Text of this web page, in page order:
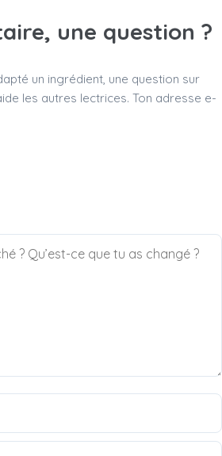
une question ?
un ingrédient, une question sur
les autres lectrices. Ton adresse e-